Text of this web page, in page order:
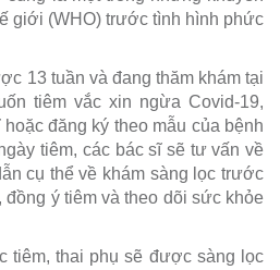
giới (WHO) trước tình hình phức
13 tuần và đang thăm khám tại
tiêm vắc xin ngừa Covid-19,
đăng ký theo mẫu của bệnh
tiêm, các bác sĩ sẽ tư vấn về
cụ thể về khám sàng lọc trước
đồng ý tiêm và theo dõi sức khỏe
tiêm, thai phụ sẽ được sàng lọc